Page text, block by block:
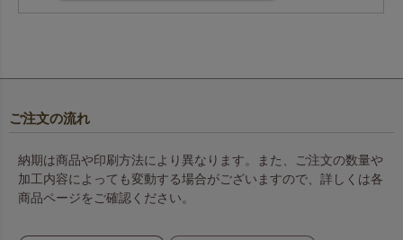
ご注文の流れ
納期は商品や印刷方法により異なります。また、ご注文の数量や
加工内容によっても変動する場合がございますので、詳しくは各
商品ページをご確認ください。